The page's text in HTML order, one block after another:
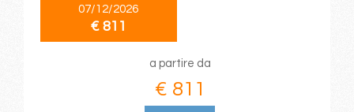
07/12/2026
€ 811
a partire da
€ 811